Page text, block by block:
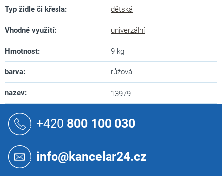
Typ židle či křesla: dětská
Vhodné využití: univerzální
Hmotnost: 9 kg
barva: růžová
nazev: 13979
+420 800 100 030
info@kancelar24.cz